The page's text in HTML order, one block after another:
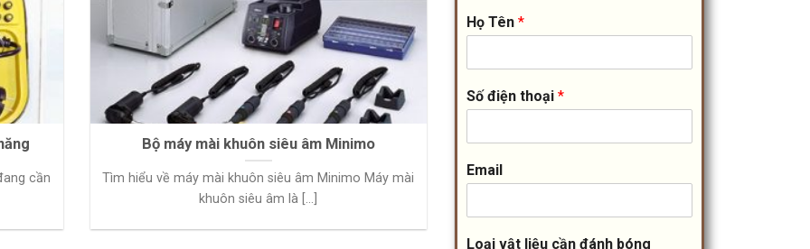
cần
Bộ máy mài khuôn siêu âm Minimo
Tìm hiểu về máy mài khuôn siêu âm Minimo Máy mài
khuôn siêu âm là [...]
Họ Tên *
Số điện thoại *
Email
Loại vật liệu cần đánh bóng